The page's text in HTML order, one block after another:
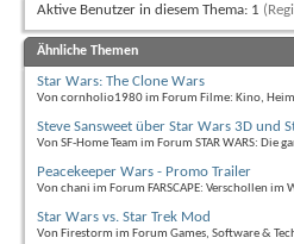
Aktive Benutzer in diesem Thema: 1
Ähnliche Themen
Star Wars: The Clone Wars
Von cornholio1980 im Forum Filme: Kino,
Steve Sansweet über Star Wars 3D und
Von SF-Home Team im Forum STAR WARS: Die
Peacekeeper Wars - Promo Trailer
Von chani im Forum FARSCAPE: Verschollen im
Star Wars vs. Star Trek Mod
Von Firestorm im Forum Games, Software &